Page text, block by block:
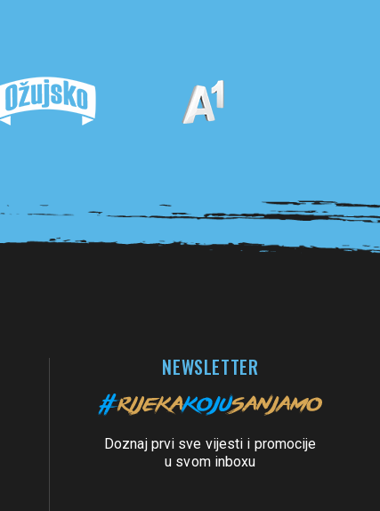
NEWSLETTER
Doznaj prvi sve vijesti i promocije
u svom inboxu